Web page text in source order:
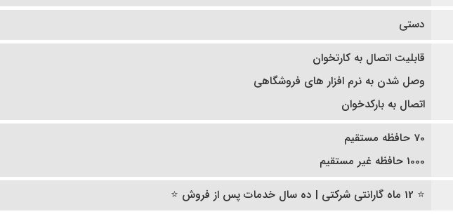
دستی
قابلیت اتصال به کارتخوان
وصل شدن به نرم افزار های فروشگاهی
اتصال به بارکدخوان
70 حافظه مستقیم
1000 حافظه غیر مستقیم
⭐ 12 ماه گارانتی شرکتی | ده سال خدمات پس از فروش ⭐